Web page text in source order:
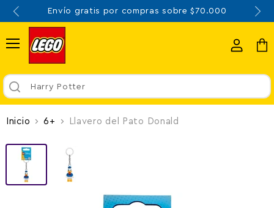
Envío gratis por compras sobre $70.000
Menú
Harry Potter
Inicio 6+ Llavero del Pato Donald